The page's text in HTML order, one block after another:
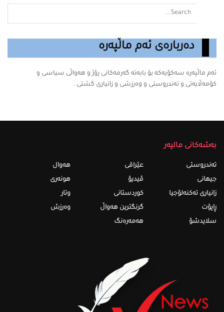
دەربارەی ئەم ماڵپەرە
ئەم ماڵپەرە سه‌كۆیه‌كه‌ بۆ بابه‌ته‌ گه‌رمه‌كانى رۆژ و هەواڵی سیاسی و
کۆمەڵایەتی و تەندروستی و وەرزشی و زانیارى گشتى .
بەشەکانی مالپەر
تەندروستى
جیهانی
زانیاری تەکنەلۆجیا
ڕاپۆت
سلایدشۆ
عێراقی
ڤیدیۆ
کوردستانی
گرنگترین هەواڵ
هەمەرەنگ
هەواڵ
هونەری
وتار
وەرزش